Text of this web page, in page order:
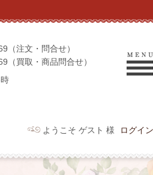
（注文・問合せ）
（買取・商品問合せ）
ようこそ ゲスト 様 ログイン